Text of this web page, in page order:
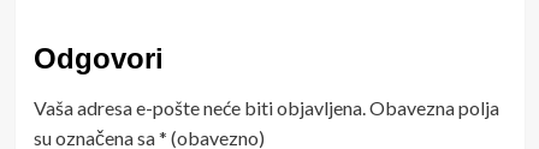
Odgovori
Vaša adresa e-pošte neće biti objavljena. Obavezna polja
su označena sa* (obavezno)